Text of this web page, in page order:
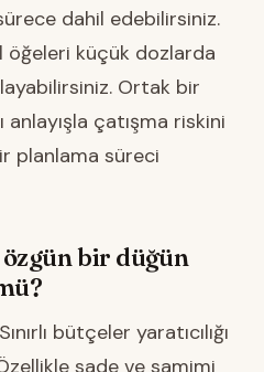
dahil edebilirsiniz.
öğeleri küçük dozlarda
Ortak bir
anlayışla çatışma riskini
planlama süreci
özgün bir düğün
bütçeler yaratıcılığı
sade ve samimi